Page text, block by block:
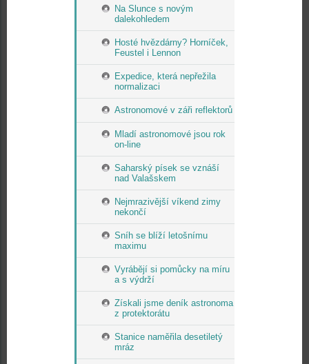
Na Slunce s novým
dalekohledem
Hosté hvězdárny? Horníček,
Feustel i Lennon
Expedice, která nepřežila
normalizaci
Astronomové v záři reflektorů
Mladí astronomové jsou rok
on-line
Saharský písek se vznáší
nad Valašskem
Nejmrazivější víkend zimy
nekončí
Sníh se blíží letošnímu
maximu
Vyrábějí si pomůcky na míru
a s výdrží
Získali jsme deník astronoma
z protektorátu
Stanice naměřila desetiletý
mráz